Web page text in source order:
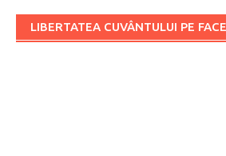
LIBERTATEA CUVÂNTULUI PE